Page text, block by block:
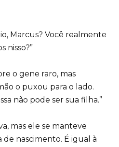
Marcus? Você realmente
nisso?”
o gene raro, mas
o puxou para o lado.
não pode ser sua filha.”
mas ele se manteve
de nascimento. É igual à